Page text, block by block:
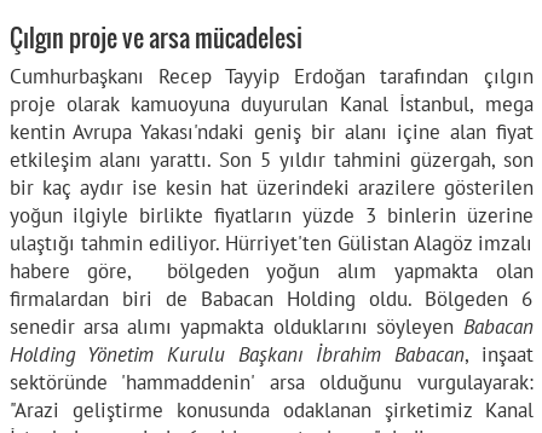
Çılgın proje ve arsa mücadelesi
Cumhurbaşkanı Recep Tayyip Erdoğan tarafından çılgın
proje olarak kamuoyuna duyurulan Kanal İstanbul, mega
kentin Avrupa Yakası'ndaki geniş bir alanı içine alan fiyat
etkileşim alanı yarattı. Son 5 yıldır tahmini güzergah, son
bir kaç aydır ise kesin hat üzerindeki arazilere gösterilen
yoğun ilgiyle birlikte fiyatların yüzde 3 binlerin üzerine
ulaştığı tahmin ediliyor. Hürriyet'ten Gülistan Alagöz imzalı
habere göre, bölgeden yoğun alım yapmakta olan
firmalardan biri de Babacan Holding oldu. Bölgeden 6
senedir arsa alımı yapmakta olduklarını söyleyen Babacan
Holding Yönetim Kurulu Başkanı İbrahim Babacan, inşaat
sektöründe 'hammaddenin' arsa olduğunu vurgulayarak:
"Arazi geliştirme konusunda odaklanan şirketimiz Kanal